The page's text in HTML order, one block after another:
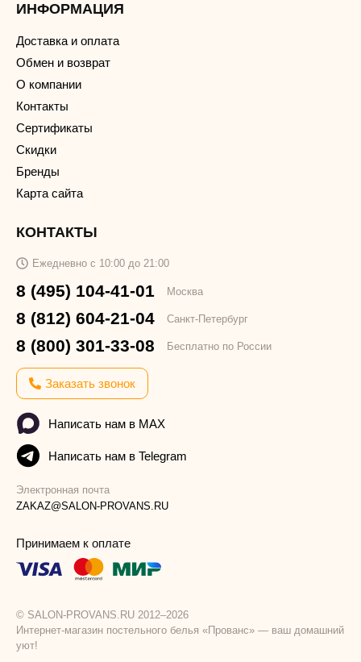
ИНФОРМАЦИЯ
Доставка и оплата
Обмен и возврат
О компании
Контакты
Сертификаты
Скидки
Бренды
Карта сайта
КОНТАКТЫ
Ежедневно с 10:00 до 21:00
8 (495) 104-41-01 Москва
8 (812) 604-21-04 Санкт-Петербург
8 (800) 301-33-08 Бесплатно по России
Заказать звонок
Написать нам в MAX
Написать нам в Telegram
Электронная почта
ZAKAZ@SALON-PROVANS.RU
Принимаем к оплате
© SALON-PROVANS.RU 2012–2026
Интернет-магазин постельного белья «Прованс» — ваш домашний
уют!